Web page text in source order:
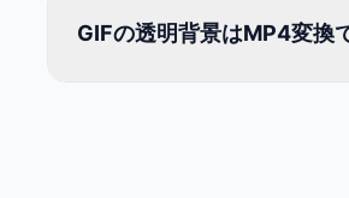
GIFの透明背景はMP4変換